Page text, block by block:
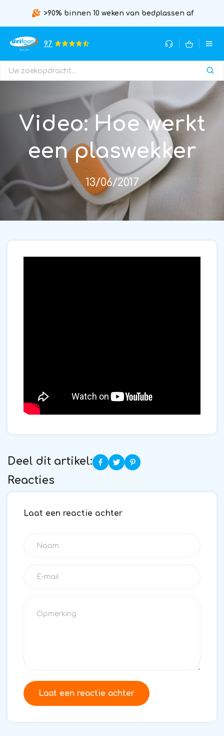
>90% binnen 10 weken van bedplassen af
9.7
Video: Hoe werkt
een plaswekker
13/06/2017
Reacties
Deel dit artikel:
Laat een reactie achter
Laat een reactie achter